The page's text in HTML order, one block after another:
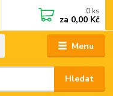
Menu
Hledat
0 ks
za 0,00 Kč